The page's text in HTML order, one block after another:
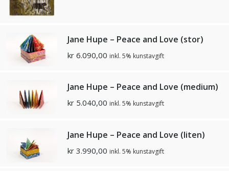
Jane Hupe – Peace and Love (stor)
kr 6.090,00 inkl. 5% kunstavgift
Jane Hupe – Peace and Love (medium)
kr 5.040,00 inkl. 5% kunstavgift
Jane Hupe – Peace and Love (liten)
kr 3.990,00 inkl. 5% kunstavgift